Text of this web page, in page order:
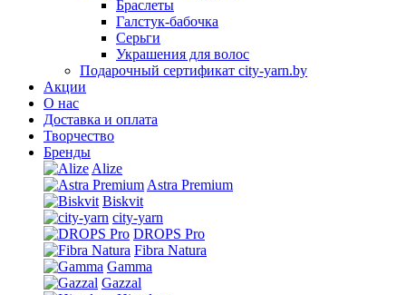
Браслеты
Галстук-бабочка
Серьги
Украшения для волос
Подарочный сертификат city-yarn.by
Акции
О нас
Доставка и оплата
Творчество
Бренды
Alize
Astra Premium
Biskvit
city-yarn
DROPS Pro
Fibra Natura
Gamma
Gazzal